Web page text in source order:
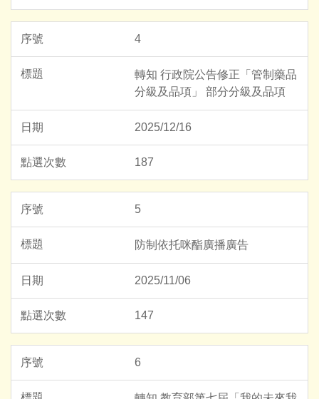
4
轉知 行政院公告修正「管制藥品
分級及品項」 部分分級及品項
2025/12/16
187
5
防制依托咪酯廣播廣告
2025/11/06
147
6